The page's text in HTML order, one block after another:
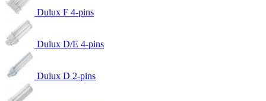
Dulux F 4-pins
Dulux D/E 4-pins
Dulux D 2-pins